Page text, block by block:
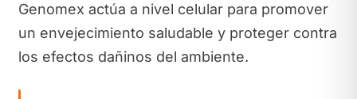
Genomex actúa a nivel celular para promover
un envejecimiento saludable y proteger contra
los efectos dañinos del ambiente.